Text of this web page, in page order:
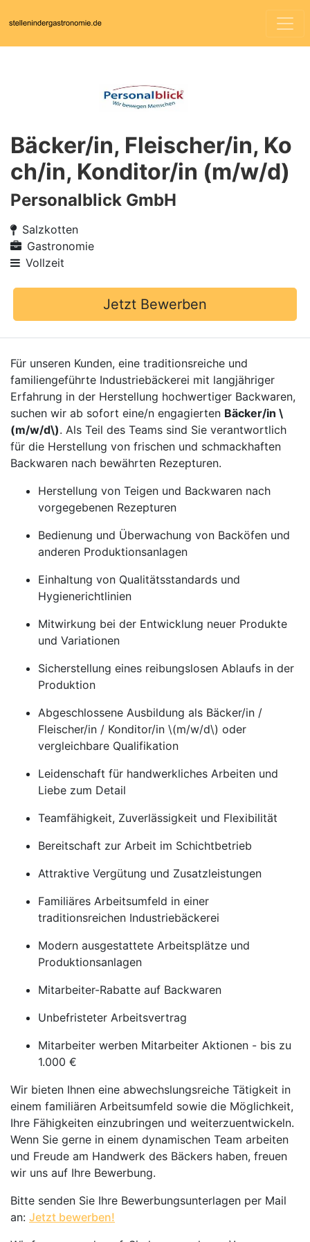
Bäcker/in, Fleischer/in, Ko
ch/in, Konditor/in (m/w/d)
Personalblick GmbH
Salzkotten
Gastronomie
Vollzeit
Jetzt Bewerben
Für unseren Kunden, eine traditionsreiche und
familiengeführte Industriebäckerei mit langjähriger
Erfahrung in der Herstellung hochwertiger Backwaren,
suchen wir ab sofort eine/n engagierten Bäcker/in \
(m/w/d\). Als Teil des Teams sind Sie verantwortlich
für die Herstellung von frischen und schmackhaften
Backwaren nach bewährten Rezepturen.
Herstellung von Teigen und Backwaren nach
vorgegebenen Rezepturen
Bedienung und Überwachung von Backöfen und
anderen Produktionsanlagen
Einhaltung von Qualitätsstandards und
Hygienerichtlinien
Mitwirkung bei der Entwicklung neuer Produkte
und Variationen
Sicherstellung eines reibungslosen Ablaufs in der
Produktion
Abgeschlossene Ausbildung als Bäcker/in /
Fleischer/in / Konditor/in \(m/w/d\) oder
vergleichbare Qualifikation
Leidenschaft für handwerkliches Arbeiten und
Liebe zum Detail
Teamfähigkeit, Zuverlässigkeit und Flexibilität
Bereitschaft zur Arbeit im Schichtbetrieb
Attraktive Vergütung und Zusatzleistungen
Familiäres Arbeitsumfeld in einer
traditionsreichen Industriebäckerei
Modern ausgestattete Arbeitsplätze und
Produktionsanlagen
Mitarbeiter-Rabatte auf Backwaren
Unbefristeter Arbeitsvertrag
Mitarbeiter werben Mitarbeiter Aktionen - bis zu
1.000 €
Wir bieten Ihnen eine abwechslungsreiche Tätigkeit in
einem familiären Arbeitsumfeld sowie die Möglichkeit,
Ihre Fähigkeiten einzubringen und weiterzuentwickeln.
Wenn Sie gerne in einem dynamischen Team arbeiten
und Freude am Handwerk des Bäckers haben, freuen
wir uns auf Ihre Bewerbung.
Bitte senden Sie Ihre Bewerbungsunterlagen per Mail
an: Jetzt bewerben!